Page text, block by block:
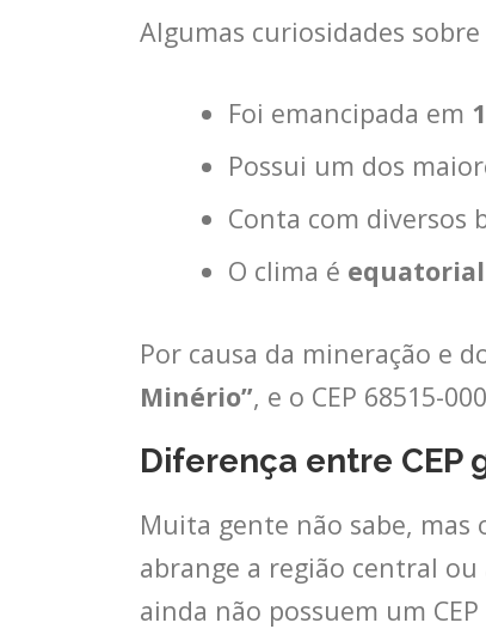
Algumas curiosidades sobre
Foi emancipada em
Possui um dos
Conta com diversos
O clima é
Por causa da mineração e
Minério”, e o CEP 68515-
Diferença entre CEP
Muita gente não sabe, mas
abrange a região central
ainda não possuem um